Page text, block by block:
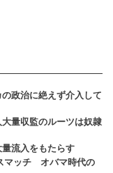
政治に絶えず介入して
量収監のルーツは奴隷
流入をもたらす
マッチ オバマ時代の